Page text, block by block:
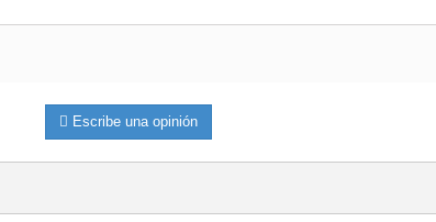
Escribe una opinión